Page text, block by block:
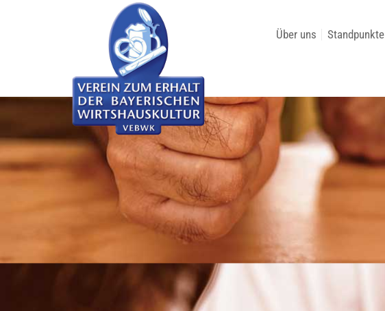
Über uns Standpunkte